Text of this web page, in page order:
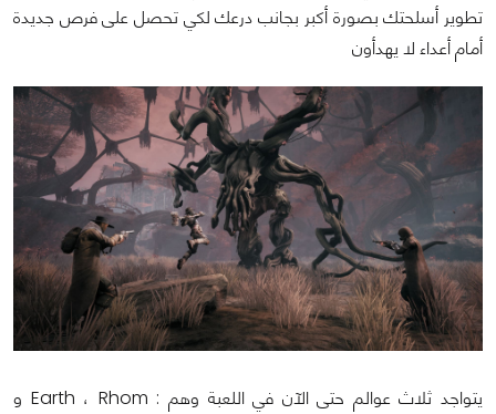
تطوير أسلحتك بصورة أكبر بجانب درعك لكي تحصل على فرص جديدة
أمام أعداء لا يهدأون
يتواجد ثلاث عوالم حتى الآن في اللعبة وهم : Earth ، Rhom و